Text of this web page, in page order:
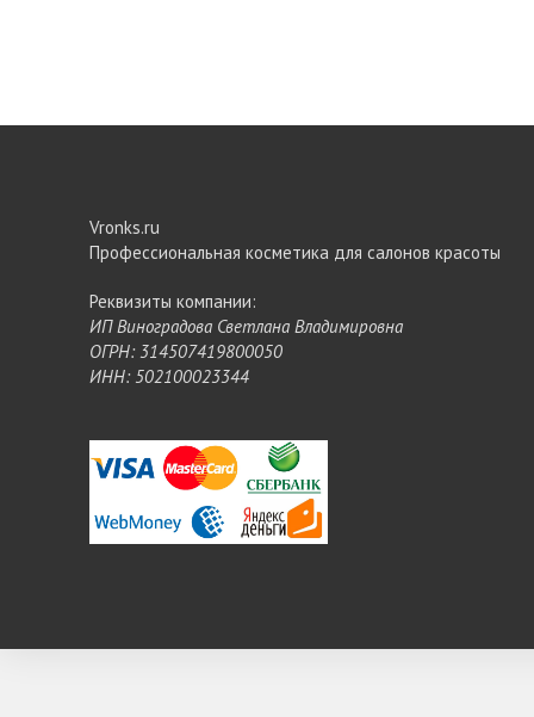
Vronks.ru
Профессиональная косметика для салонов красоты
Реквизиты компании:
ИП Виноградова Светлана Владимировна
ОГРН: 314507419800050
ИНН: 502100023344